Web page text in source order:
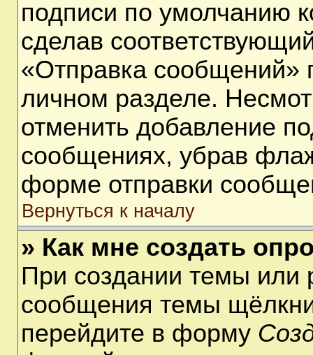
подписи по умолчанию
сделав
«Отправка сообщений»
личном разделе.
отменить добавление
сообщениях, убрав
форме отправки
Вернуться к началу
» Как мне создать
При создании темы или
сообщения темы
перейдите в форму